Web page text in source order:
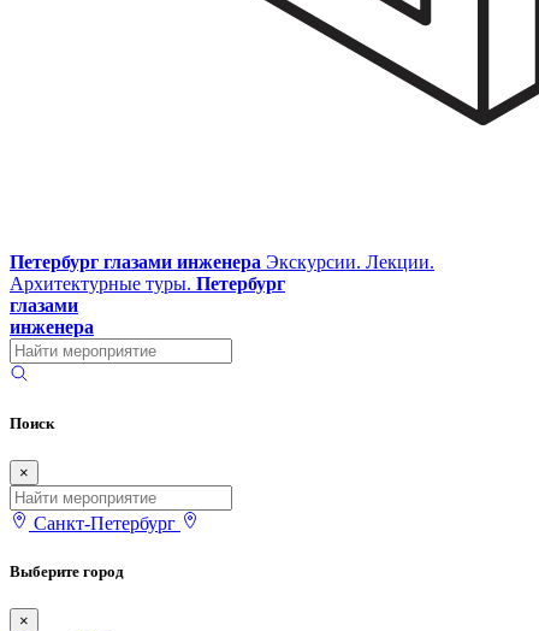
Петербург глазами инженера Экскурсии. Лекции.
Архитектурные туры. Петербург
глазами
инженера
Поиск
×
Санкт-Петербург
Выберите город
×